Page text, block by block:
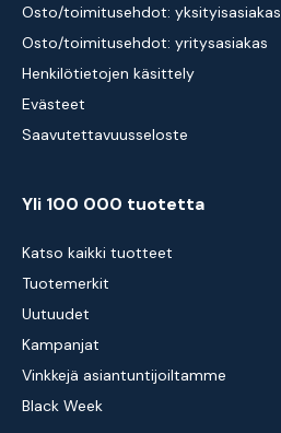
Osto/toimitusehdot: yksityisasiakas
Osto/toimitusehdot: yritysasiakas
Henkilötietojen käsittely
Evästeet
Saavutettavuusseloste
Yli 100 000 tuotetta
Katso kaikki tuotteet
Tuotemerkit
Uutuudet
Kampanjat
Vinkkejä asiantuntijoiltamme
Black Week